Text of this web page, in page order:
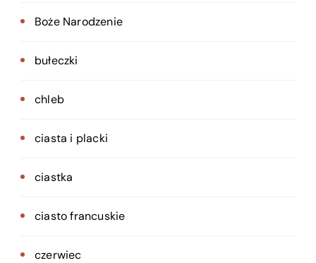
Boże Narodzenie
bułeczki
chleb
ciasta i placki
ciastka
ciasto francuskie
czerwiec